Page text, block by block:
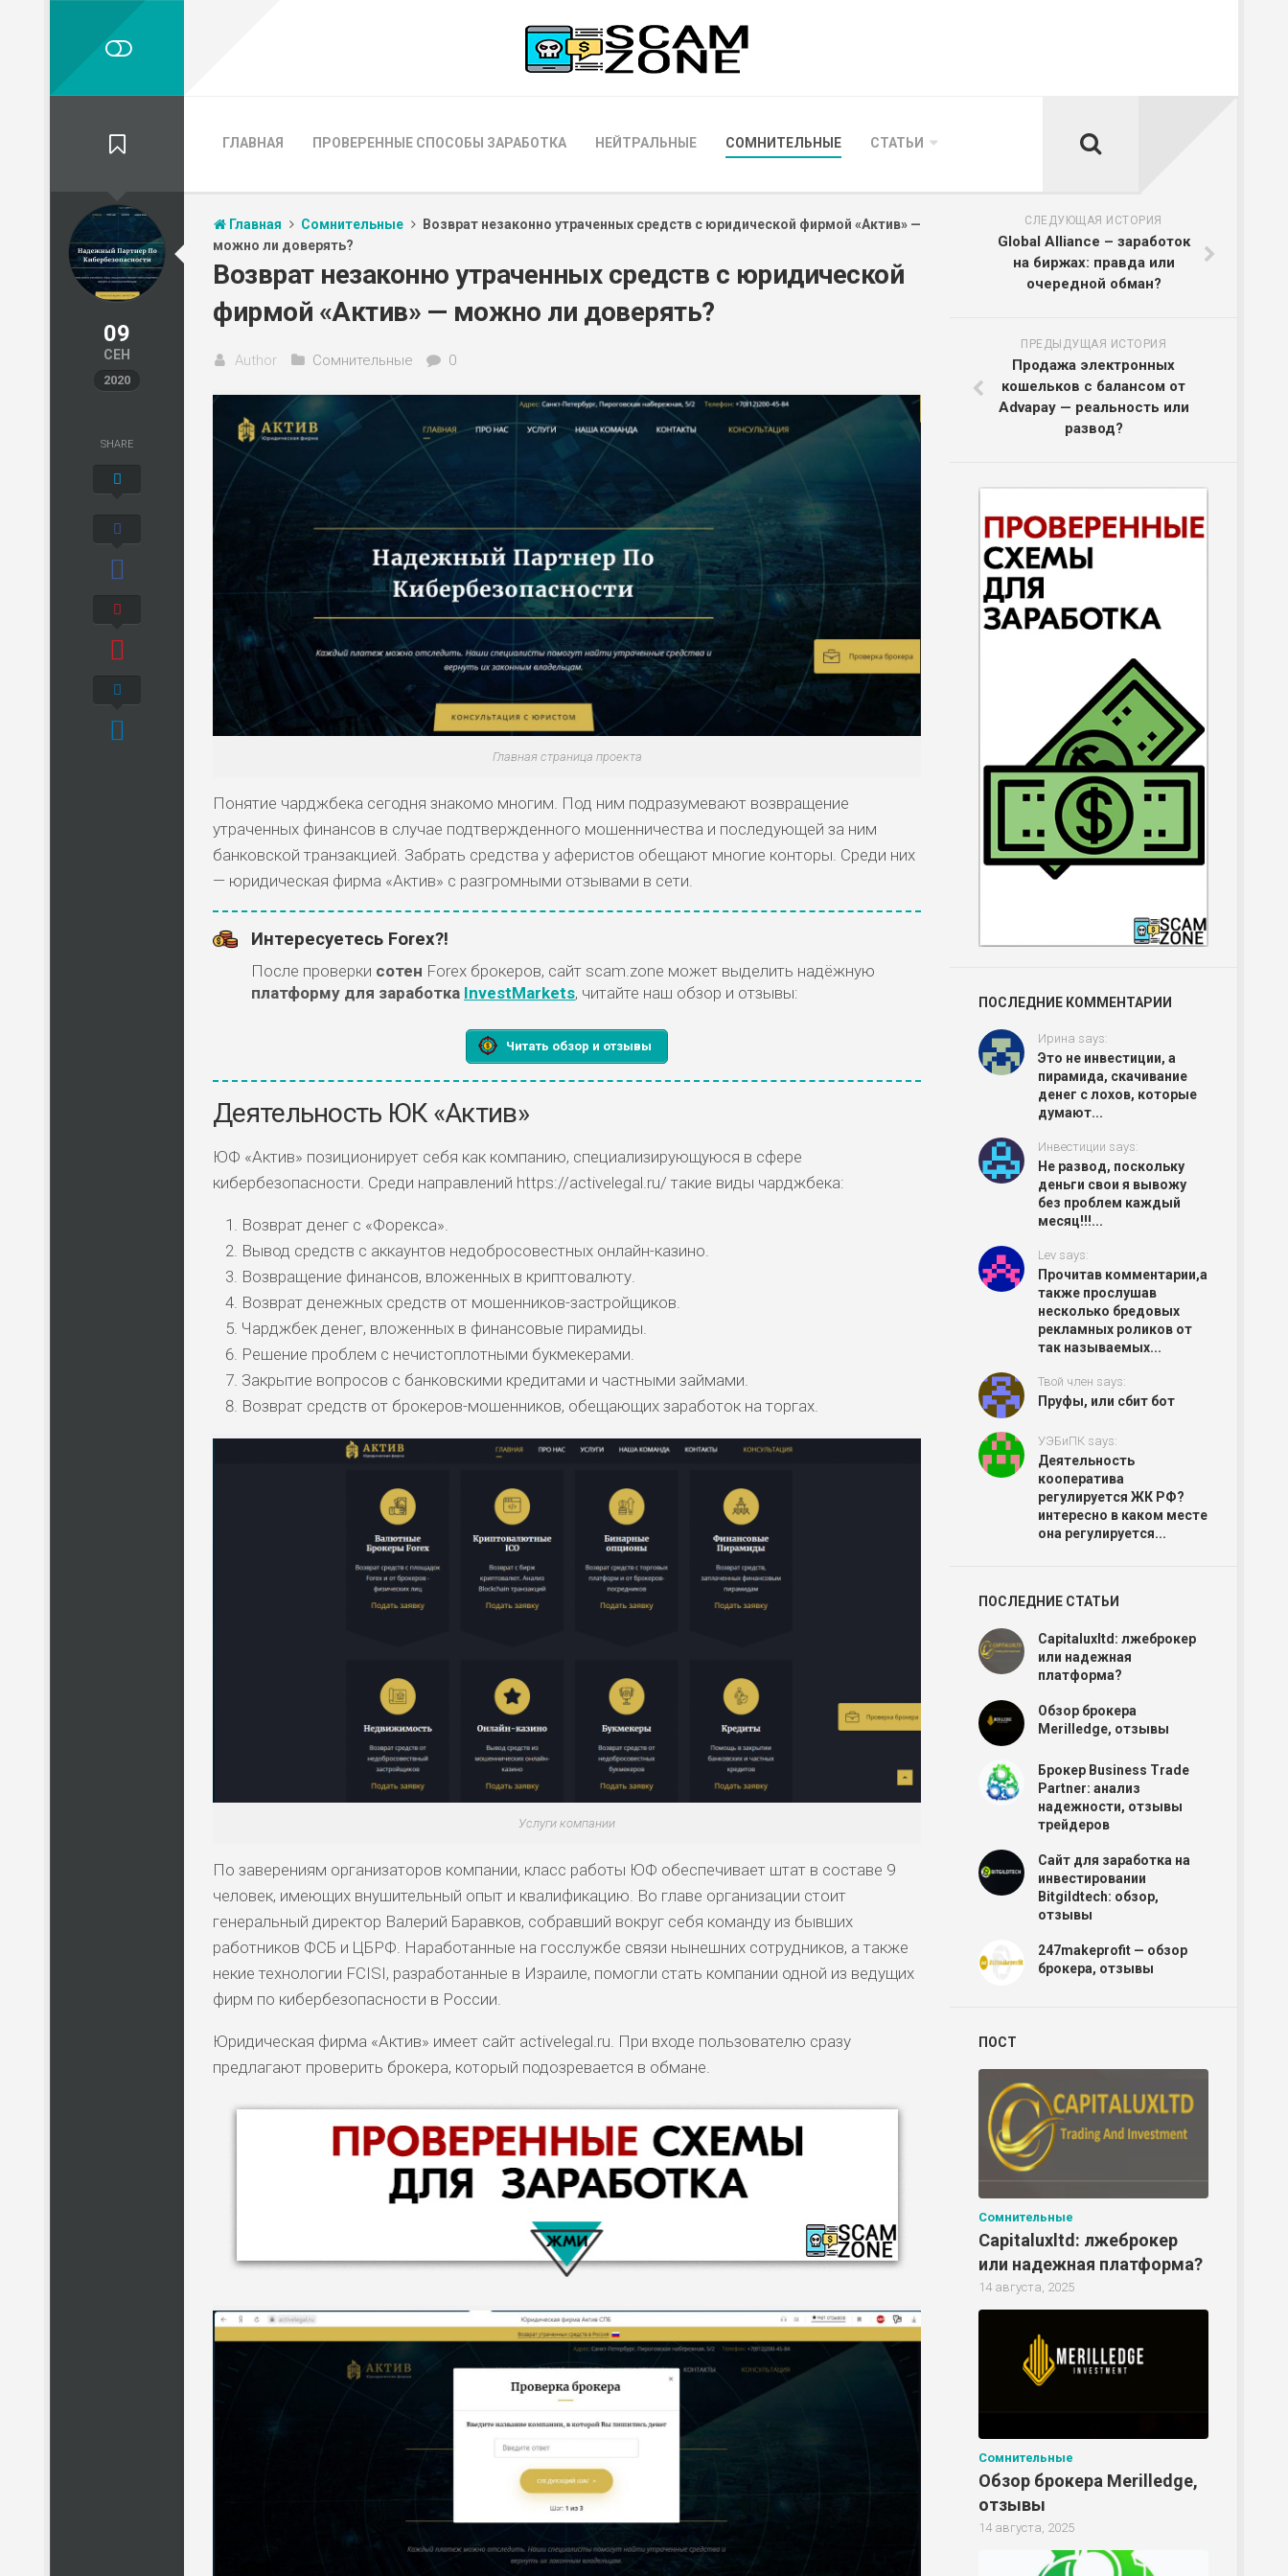
ГЛАВНАЯ ПРОВЕРЕННЫЕ СПОСОБЫ ЗАРАБОТКА НЕЙТРАЛЬНЫЕ СОМНИТЕЛЬНЫЕ СТАТЬИ
09
СЕН
2020
Главная Сомнительные
Возврат незаконно утраченных средств с юридической фирмой «Актив» —
можно ли доверять?
Возврат незаконно утраченных средств с юридической
фирмой «Актив» — можно ли доверять?
Author Сомнительные 0
Главная страница проекта
Понятие чарджбека сегодня знакомо многим. Под ним подразумевают возвращение
утраченных финансов в случае подтвержденного мошенничества и последующей за ним
банковской транзакцией. Забрать средства у аферистов обещают многие конторы. Среди них
— юридическая фирма «Актив» с разгромными отзывами в сети.
Интересуетесь Forex?!
После проверки сотен Forex брокеров, сайт scam.zone может выделить надёжную
платформу для заработка InvestMarkets, читайте наш обзор и отзывы:
Читать обзор и отзывы
Деятельность ЮК «Актив»
ЮФ «Актив» позиционирует себя как компанию, специализирующуюся в сфере
кибербезопасности. Среди направлений https://activelegal.ru/ такие виды чарджбека:
Возврат денег с «Форекса».
Вывод средств с аккаунтов недобросовестных онлайн-казино.
Возвращение финансов, вложенных в криптовалюту.
Возврат денежных средств от мошенников-застройщиков.
Чарджбек денег, вложенных в финансовые пирамиды.
Решение проблем с нечистоплотными букмекерами.
Закрытие вопросов с банковскими кредитами и частными займами.
Возврат средств от брокеров-мошенников, обещающих заработок на торгах.
Услуги компании
По заверениям организаторов компании, класс работы ЮФ обеспечивает штат в составе 9
человек, имеющих внушительный опыт и квалификацию. Во главе организации стоит
генеральный директор Валерий Баравков, собравший вокруг себя команду из бывших
работников ФСБ и ЦБРФ. Наработанные на госслужбе связи нынешних сотрудников, а также
некие технологии FCISI, разработанные в Израиле, помогли стать компании одной из ведущих
фирм по кибербезопасности в России.
Юридическая фирма «Актив» имеет сайт activelegal.ru. При входе пользователю сразу
предлагают проверить брокера, который подозревается в обмане.
КОМУ ПОДОЙДЕТ РИСКИ ДОХОД БЮДЖЕТ
КОМЕНТАРИ
ВСЕМ
НИЗКИЕ
ИЙ
0
SHARE
СЛЕДУЮЩАЯ ИСТОРИЯ
Global Alliance – заработок
на биржах: правда или
очередной обман?
ПРЕДЫДУЩАЯ ИСТОРИЯ
Продажа электронных
кошельков с балансом от
Advapay — реальность или
развод?
ПОСЛЕДНИЕ КОММЕНТАРИИ
Ирина says:
Это не инвестиции, а
пирамида, скачивание
денег с лохов, которые
думают...
Инвестиции says:
Не развод, поскольку
деньги свои я вывожу
без проблем каждый
месяц!!!...
Lev says:
Прочитав комментарии,а
также прослушав
несколько бредовых
рекламных роликов от
так называемых...
Твой член says:
Пруфы, или сбит бот
УЭБиПК says:
Деятельность
кооператива
регулируется ЖК РФ?
интересно в каком месте
она регулируется...
ПОСЛЕДНИЕ СТАТЬИ
Capitaluxltd: лжеброкер
или надежная
платформа?
Обзор брокера
Merilledge, отзывы
Брокер Business Trade
Partner: анализ
надежности, отзывы
трейдеров
Сайт для заработка на
инвестировании
Bitgildtech: обзор,
отзывы
247makeprofit — обзор
брокера, отзывы
ПОСТ
Сомнительные
Capitaluxltd: лжеброкер
или надежная платформа?
14 августа, 2025
Сомнительные
Обзор брокера Merilledge,
отзывы
14 августа, 2025